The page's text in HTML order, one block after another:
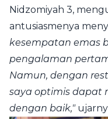
Nidzomiyah 3,
antusiasmenya
kesempatan emas
pengalaman
Namun, dengan
saya optimis dapat
dengan baik,"